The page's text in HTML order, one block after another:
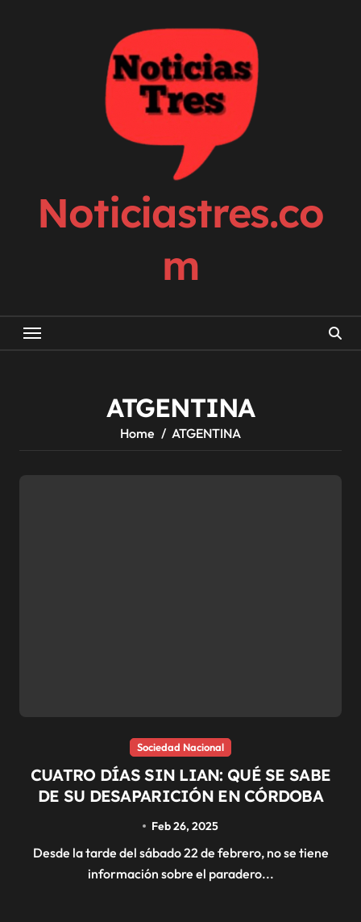
Noticiastres.co
m
ATGENTINA
Home ATGENTINA
Sociedad Nacional
CUATRO DÍAS SIN LIAN: QUÉ SE SABE
DE SU DESAPARICIÓN EN CÓRDOBA
Feb 26, 2025
Desde la tarde del sábado 22 de febrero, no se tiene
información sobre el paradero...